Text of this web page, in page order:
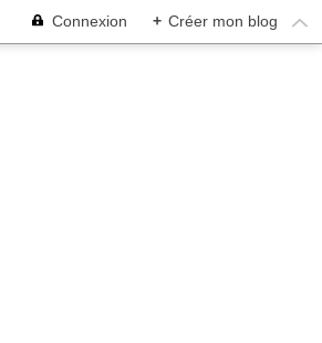
Connexion + Créer mon blog